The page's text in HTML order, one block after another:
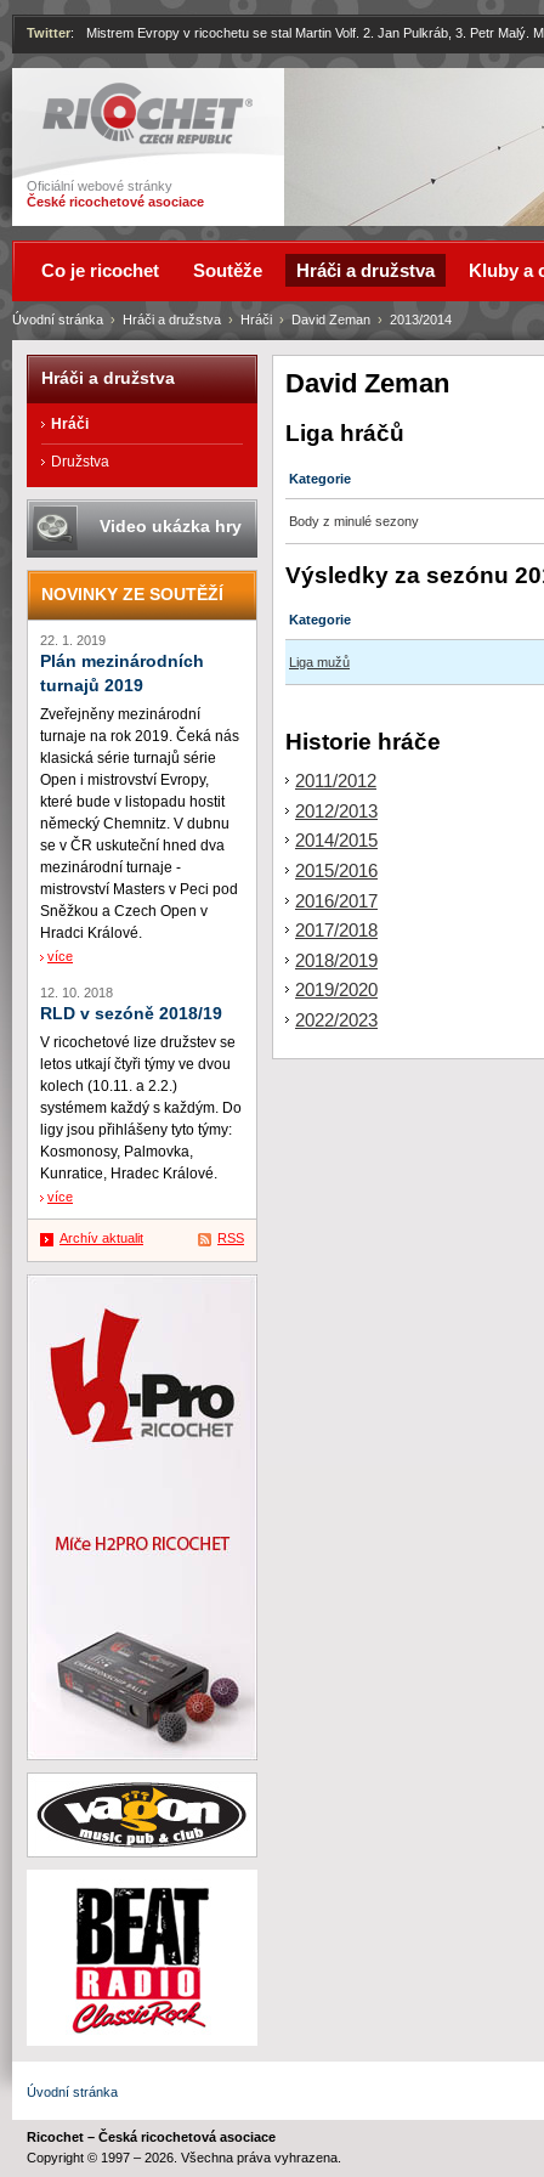
Ricochet
Oficiální webové stránky
České ricochetové asociace
Twitter: Mistrem Evropy v ricochetu se stal Martin Volf. 2. Jan Pulkráb, 3. Petr Malý.
David Zeman
Liga hráčů
Kategorie
Body z minulé sezony
Výsledky za sezónu
Kategorie
Liga mužů
Historie hráče
2011/2012
2012/2013
2014/2015
2015/2016
2016/2017
2017/2018
2018/2019
2019/2020
2022/2023
Úvodní stránka › Hráči a družstva › Hráči › David Zeman › 2013/2014
Co je ricochet Soutěže Hráči a družstva Kluby a
Hráči a družstva
Hráči
Družstva
Video ukázka hry
NOVINKY ZE SOUTĚŽÍ
22. 1. 2019
Plán mezinárodních
turnajů 2019
Zveřejněny mezinárodní
turnaje na rok 2019. Čeká nás
klasická série turnajů série
Open i mistrovství Evropy,
které bude v listopadu hostit
německý Chemnitz. V dubnu
se v ČR uskuteční hned dva
mezinárodní turnaje -
mistrovství Masters v Peci pod
Sněžkou a Czech Open v
Hradci Králové.
více
12. 10. 2018
RLD v sezóně 2018/19
V ricochetové lize družstev se
letos utkají čtyři týmy ve dvou
kolech (10.11. a 2.2.)
systémem každý s každým. Do
ligy jsou přihlášeny tyto týmy:
Kosmonosy, Palmovka,
Kunratice, Hradec Králové.
více
Archív aktualit RSS
Úvodní stránka
Ricochet – Česká ricochetová asociace
Copyright © 1997 – 2026. Všechna práva vyhrazena.